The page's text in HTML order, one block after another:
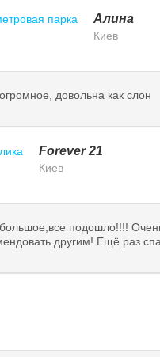
Алина
Киев
довольна как слон
Forever 21
Киев
подошло!!!!
другим! Ещё раз